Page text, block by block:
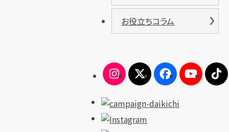
お役立ちコラム